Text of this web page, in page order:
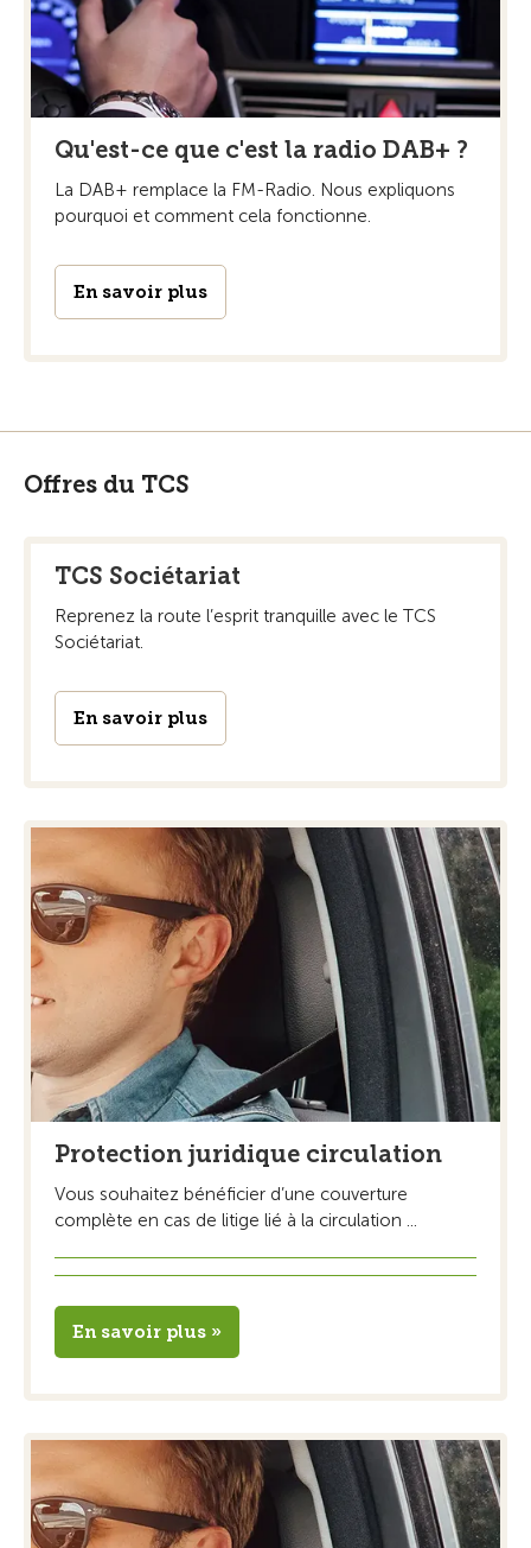
Qu'est-ce que c'est la radio DAB+ ?
La DAB+ remplace la FM-Radio. Nous expliquons
pourquoi et comment cela fonctionne.
En savoir plus
Offres du TCS
TCS Sociétariat
Reprenez la route l’esprit tranquille avec le TCS
Sociétariat.
En savoir plus
Protection juridique circulation
Vous souhaitez bénéficier d’une couverture
complète en cas de litige lié à la circulation ...
En savoir plus »